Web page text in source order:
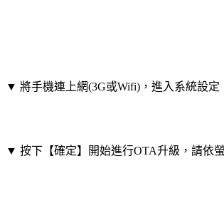
▼ 將手機連上網(3G或Wifi)，進入系統設
▼ 按下【確定】開始進行OTA升級，請依